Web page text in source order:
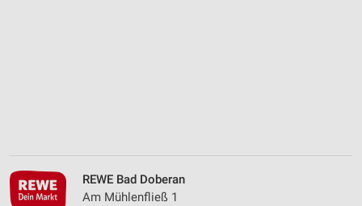
REWE Bad Doberan
Am Mühlenfließ 1